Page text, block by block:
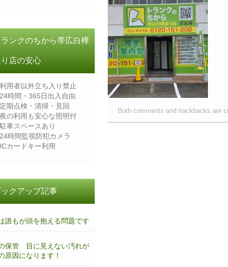
ランクのちから帯広白樺
店の安心
用者以外立ち入り禁止
時間・365日出入自由
期点検・清掃・見回
の利用も安心な照明付
車スペースあり
時間監視防犯カメラ
カードキー利用
ックアップ記事
誰もが頭を抱える問題です
保管 目に見えない汚れが
原因になります！
Both comments and trackbacks are